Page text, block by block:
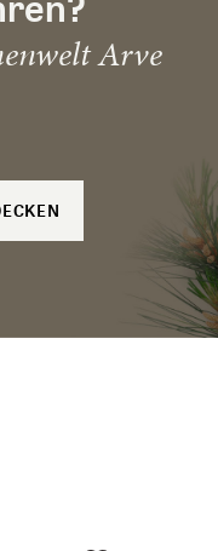
Arve